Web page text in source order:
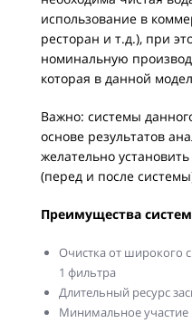
использование в
ресторан и т.д.), при
номинальную
которая в данной
Важно: системы
основе результатов
желательно
(перед и после
Преимущества
Очистка от широкого
1 фильтра
Длительный ресурс
Минимальное участие